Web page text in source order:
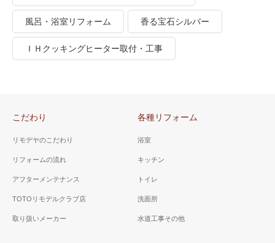
風呂・浴室リフォーム 香る宝石シルバー
ＩＨクッキングヒーター取付・工事
こだわり
リモデヤのこだわり
リフォームの流れ
アフターメンテナンス
TOTOリモデルクラブ店
取り扱いメーカー
各種リフォーム
浴室
キッチン
トイレ
洗面所
水道工事その他